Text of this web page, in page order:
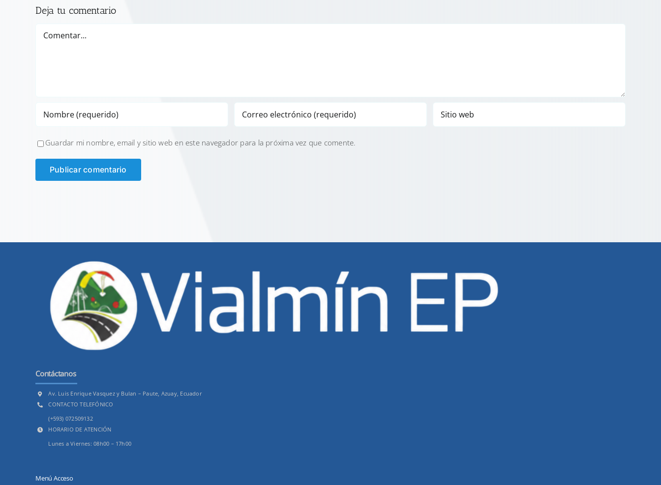
Deja tu comentario
Guardar mi nombre, email y sitio web en este navegador para la próxima vez que comente.
Contáctanos
Av. Luis Enrique Vasquez y Bulan – Paute, Azuay, Ecuador
CONTACTO TELEFÓNICO
(+593) 072509132
HORARIO DE ATENCIÓN
Lunes a Viernes: 08h00 – 17h00
Menú Acceso